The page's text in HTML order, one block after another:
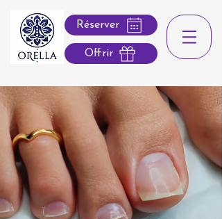
Réserver
Offrir